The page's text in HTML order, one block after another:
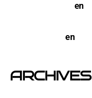
en
en
ARCHIVES